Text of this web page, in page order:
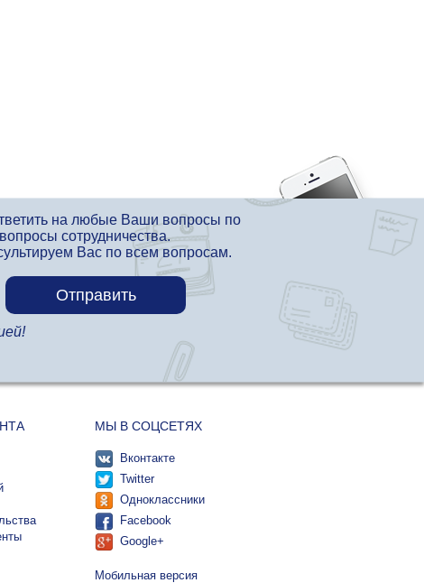
на любые Ваши вопросы по
сотрудничества.
Вас по всем вопросам.
МЫ В СОЦСЕТЯХ
Вконтакте
Twitter
Одноклассники
Facebook
Google+
Мобильная версия